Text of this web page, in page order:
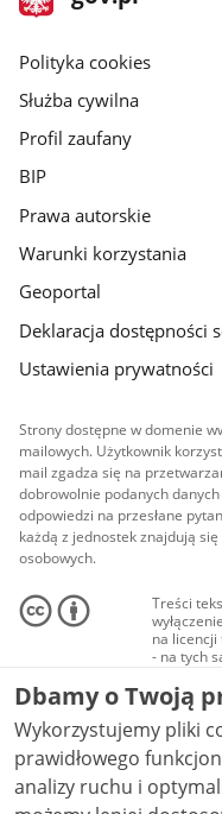
gov.pl
gov.pl
Polityka cookies
Służba cywilna
Profil zaufany
BIP
Prawa autorskie
Warunki korzystania
Geoportal
Deklaracja dostępności
Ustawienia prywatności
Strony dostępne w domenie
mailowych. Użytkownik
mail zgadza się na
dobrowolnie podanych
odpowiedzi na przesłane
każdą z jednostek znajdują
osobowych.
Treści
na
- na tych
Materiały
audio i
Creative
NC-ND
Dbamy o Twoją
Wykorzystujemy pliki
prawidłowego
analizy ruchu i optymalizacji